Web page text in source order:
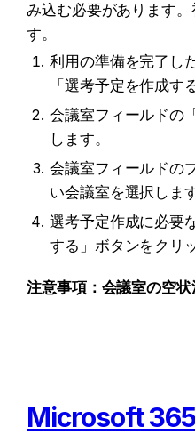
み込む必要があります
す。
利用の準備を完了し
「選考予定を作成す
会議室フィールドの
します。
会議室フィールドの
い会議室を選択します
選考予定作成に必要
する」ボタンをクリ
注意事項：会議室の空状
Microsoft